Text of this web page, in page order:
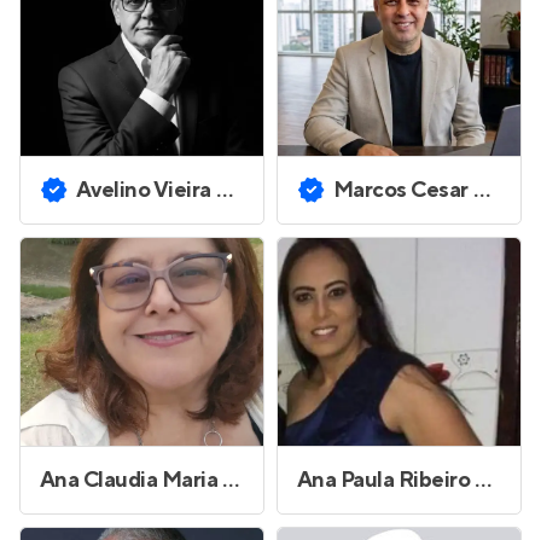
Avelino Vieira Ferreira Marcos Cesar Rocca
Ana Claudia Maria Ferreira Alves Ana Paula Ribeiro Cavalcante Gonçalves